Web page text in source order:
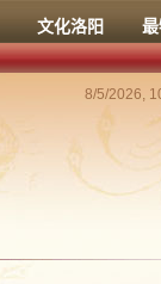
文化洛阳
8/5/2026,